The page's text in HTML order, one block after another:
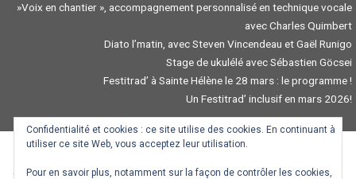
»Voix en chantier », accompagnement personnalisé en technique vocale
avec Charles Quimbert
Diato l’matin, avec Steven Vincendeau et Gaël Runigo
Stage de ukulélé avec Sébastien Göcsei
Festitrad’ à Sainte Hélène le 28 mars : le programme !
Un Festitrad’ inclusif en mars 2026!
Confidentialité et cookies : ce site utilise des cookies. En continuant à
utiliser ce site Web, vous acceptez leur utilisation.
Pour en savoir plus, notamment sur la façon de contrôler les cookies,